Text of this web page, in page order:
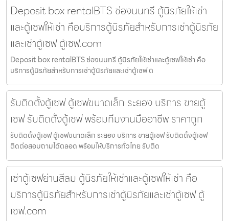
Deposit box rentalBTS ช่องนนทรี ตู้นิรภัยให้เช่า
และตู้เซฟให้เช่า คือบริการตู้นิรภัยสำหรับการเช่าตู้นิรภัย
และเช่าตู้เซฟ ตู้เซฟ.com
Deposit box rentalBTS ช่องนนทรี ตู้นิรภัยให้เช่าและตู้เซฟให้เช่า คือ
บริการตู้นิรภัยสำหรับการเช่าตู้นิรภัยและเช่าตู้เซฟ ต
รับติดตั้งตู้เซฟ ตู้เซฟขนาดเล็ก ระยอง บริการ ขายตู้
เซฟ รับติดตั้งตู้เซฟ พร้อมทีมงานมืออาชีพ ราคาถูก
รับติดตั้งตู้เซฟ ตู้เซฟขนาดเล็ก ระยอง บริการ ขายตู้เซฟ รับติดตั้งตู้เซฟ
ติดต่อสอบถามได้ตลอด พร้อมให้บริการทั่วไทย รับติด
เช่าตู้เซฟย่านสีลม ตู้นิรภัยให้เช่าและตู้เซฟให้เช่า คือ
บริการตู้นิรภัยสำหรับการเช่าตู้นิรภัยและเช่าตู้เซฟ ตู้
เซฟ.com